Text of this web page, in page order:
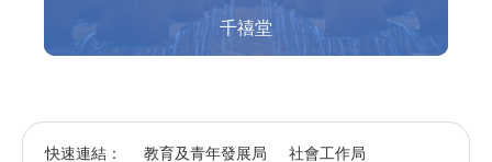
千禧堂
快速連結： 教育及青年發展局
社會工作局